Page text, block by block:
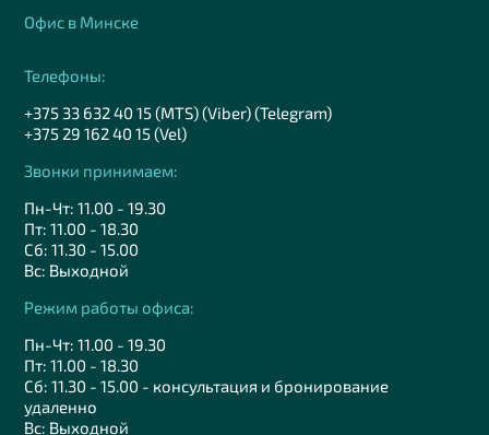
Офис в Минске
Телефоны:
+375 33 632 40 15 (MTS) (Viber) (Telegram)
+375 29 162 40 15 (Vel)
Звонки принимаем:
Пн-Чт: 11.00 - 19.30
Пт: 11.00 - 18.30
Сб: 11.30 - 15.00
Вс: Выходной
Режим работы офиса:
Пн-Чт: 11.00 - 19.30
Пт: 11.00 - 18.30
Сб: 11.30 - 15.00 - консультация и бронирование
удаленно
Вс: Выходной